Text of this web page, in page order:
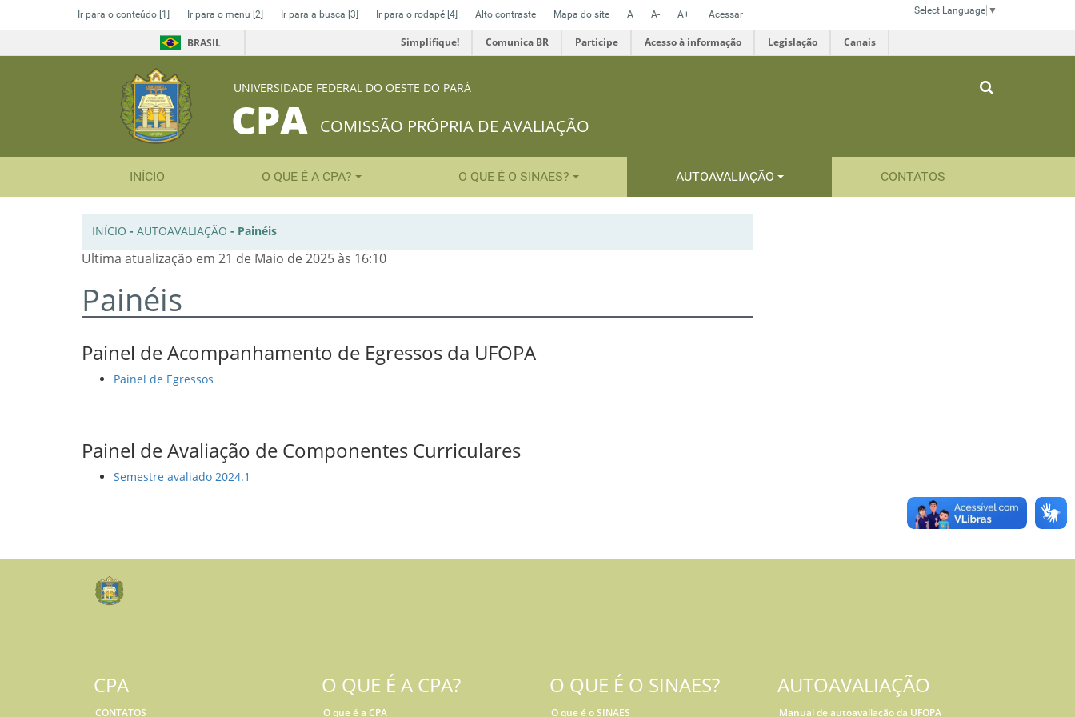
Ir para o conteúdo [1] Ir para o menu [2] Ir para a busca [3] Ir para o rodapé [4] Alto contraste Mapa do site A A- A+ Acessar Select Language ▼
BRASIL Simplifique! Comunica BR Participe Acesso à informação Legislação Canais
UNIVERSIDADE FEDERAL DO OESTE DO PARÁ
CPA COMISSÃO PRÓPRIA DE AVALIAÇÃO
INÍCIO O QUE É A CPA? O QUE É O SINAES? AUTOAVALIAÇÃO CONTATOS
INÍCIO - AUTOAVALIAÇÃO - Painéis
Ultima atualização em 21 de Maio de 2025 às 16:10
Painéis
Painel de Acompanhamento de Egressos da UFOPA
Painel de Egressos
Painel de Avaliação de Componentes Curriculares
Semestre avaliado 2024.1
CPA
CONTATOS
O QUE É A CPA?
O que é a CPA
O QUE É O SINAES?
O que é o SINAES
AUTOAVALIAÇÃO
Manual de autoavaliação da UFOPA